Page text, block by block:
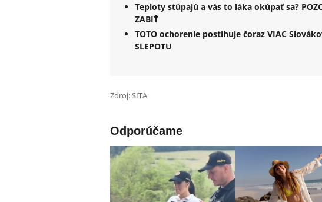
Teploty stúpajú a vás to láka okúpať sa?
ZABIŤ
TOTO ochorenie postihuje čoraz VIAC
SLEPOTU
Zdroj: SITA
Odporúčame